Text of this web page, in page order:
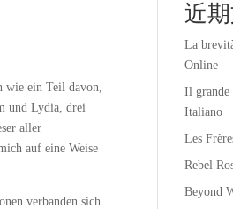
wie ein Teil davon,
und Lydia, drei
aller
auf eine Weise
verbanden sich
近
La
Online
Il grande
Italiano
Les
Rebel
Beyond